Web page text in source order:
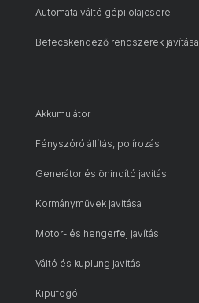
Automata váltó gépi olajcsere
Befecskendező rendszerek javítása
Akkumulátor
Fényszóró állítás, polírozás
Generátor és önindító javítás
Kormányművek javítása
Motor- és hengerfej javítás
Váltó és kuplung javítás
Kipufogó